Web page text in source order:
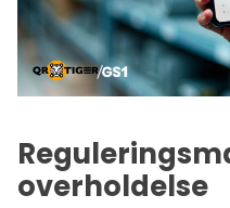
overholdelse